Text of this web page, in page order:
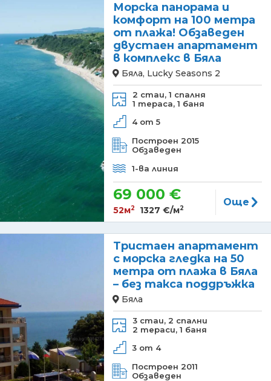
Морска панорама и
комфорт на 100 метра
от плажа! Обзаведен
двустаен апартамент
в комплекс в Бяла
Бяла, Lucky Seasons 2
2 стаи, 1 спалня
1 тераса, 1 баня
4 от 5
Построен 2015
Обзаведен
1-ва линия
69 000 €
52м2 1327 €/м2
Още
Тристаен апартамент
с морска гледка на 50
метра от плажа в Бяла
– без такса поддръжка
Бяла
3 стаи, 2 спални
2 тераси, 1 баня
3 от 4
Построен 2011
Обзаведен